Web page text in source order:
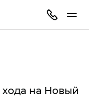
хода на Новый